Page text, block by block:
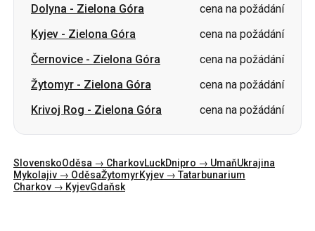
Dolyna - Zielona Góra
cena na požádání
Kyjev - Zielona Góra
cena na požádání
Černovice - Zielona Góra
cena na požádání
Žytomyr - Zielona Góra
cena na požádání
Krivoj Rog - Zielona Góra cena na požádání
SlovenskoOděsa → CharkovLuckDnipro → UmaňUkrajina
Mykolajiv → OděsaŽytomyrKyjev → Tatarbunarium
Charkov → KyjevGdaňsk